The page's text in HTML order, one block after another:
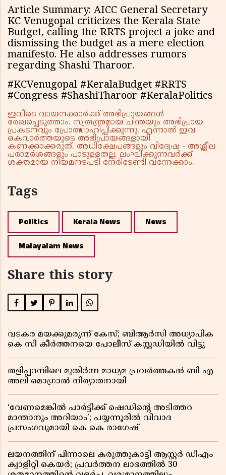
Article Summary: AICC General Secretary
KC Venugopal criticizes the Kerala State
Budget, calling the RRTS project a joke and
dismissing the budget as a mere election
manifesto. He also addresses rumors
regarding Shashi Tharoor.
#KCVenugopal #KeralaBudget #RRTS
#Congress #ShashiTharoor #KeralaPolitics
ഇവിടെ വായനക്കാർക്ക് അഭിപ്രായങ്ങൾ
രേഖപ്പെടുത്താം. സ്വതന്ത്രമായ ചിന്തയും അഭിപ്രായ
പ്രകടനവും പ്രോത്സാഹിപ്പിക്കുന്നു. എന്നാൽ ഇവ
കെവാർത്തയുടെ അഭിപ്രായങ്ങളായി
കണക്കാക്കരുത്. അധിക്ഷേപങ്ങളും വിദ്വേഷ - അശ്ലീല
പരാമർശങ്ങളും പാടുള്ളതല്ല. ലംഘിക്കുന്നവർക്ക്
ശക്തമായ നിയമനടപടി നേരിടേണ്ടി വന്നേക്കാം.
Tags
Politics Kerala News News
Malayalam News
Share this story
വടകര മയക്കുമരുന്ന് കേസ്; ബിആർസി അധ്യാപിക
കെ സി കീർത്തനയെ പോലീസ് കസ്റ്റഡിയിൽ വിട്ടു
തളിപ്പറമ്പിലെ മുതിർന്ന മാധ്യമ പ്രവർത്തകൻ ബി എ
അലി മൊഗ്രാൽ നിര്യാതനായി
‘വേണമെങ്കിൽ പാർട്ടിക്ക് ഷെഡിൻ്റെ അടിത്തറ
മാന്താനും അറിയാം’; പയ്യന്നൂരിൽ വിവാദ
പ്രസംഗവുമായി കെ കെ രാഗേഷ്
ലയനത്തിന് പിന്നാലെ കരുത്തുകാട്ടി ആസ്റ്റർ ഡിഎം
ക്വാളിറ്റി കെയർ; പ്രവർത്തന ലാഭത്തിൽ 30